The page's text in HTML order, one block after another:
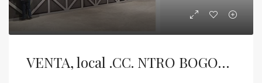
VENTA, local .CC. NTRO BOGOTA,183M2, CON RENTA